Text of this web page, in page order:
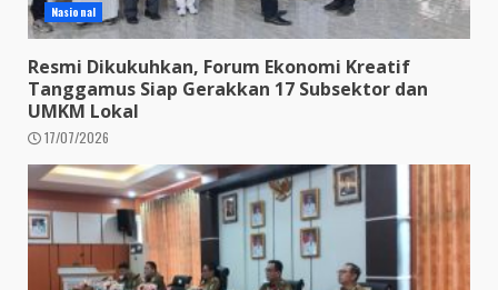
Nasional
Resmi Dikukuhkan, Forum Ekonomi Kreatif
Tanggamus Siap Gerakkan 17 Subsektor dan
UMKM Lokal
17/07/2026